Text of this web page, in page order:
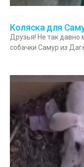
Коляска для
Друзья! Не так давно
собачки Самур из